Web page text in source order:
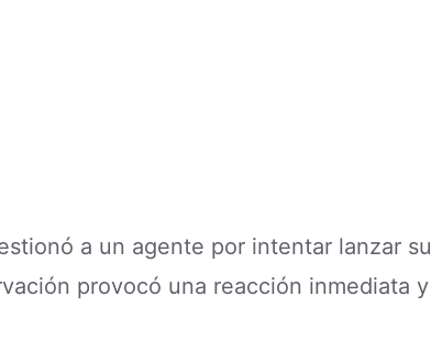
a un agente por intentar lanzar su
provocó una reacción inmediata y